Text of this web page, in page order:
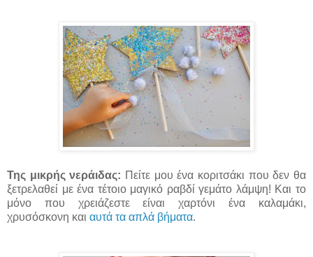
Της μικρής νεράιδας: Πείτε μου ένα κοριτσάκι που δεν θα
ξετρελαθεί με ένα τέτοιο μαγικό ραβδί γεμάτο λάμψη! Και το
μόνο που χρειάζεστε είναι χαρτόνι ένα καλαμάκι,
χρυσόσκονη και αυτά τα απλά βήματα.